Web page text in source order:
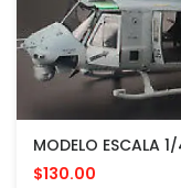
$130.00